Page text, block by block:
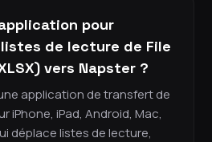
pour
de lecture de File
vers Napster ?
application de transfert de
iPhone, iPad, Android, Mac,
déplace listes de lecture,